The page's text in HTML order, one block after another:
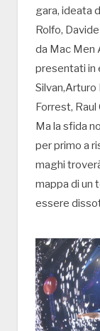
gara, ideata
Rolfo,
da Mac Men
presentati in
Silvan,Arturo
Forrest,
Ma la sfida
per primo a
maghi
mappa di un
essere